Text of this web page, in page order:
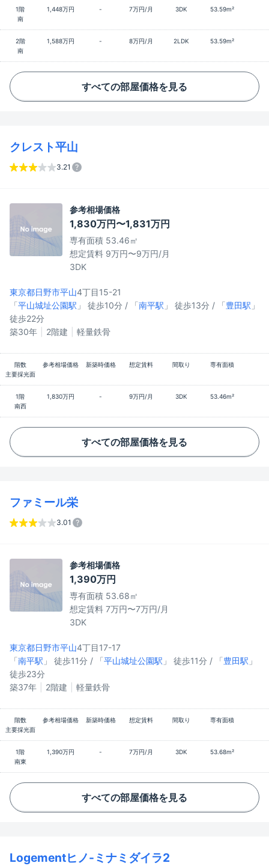
1階 1,448万円 - 7万円/月 3DK
53.59m²
南
2階 1,588万円 - 8万円/月 2LDK
53.59m²
南
すべての部屋価格を見る
クレスト平山
3.21
参考相場価格
1,830万円〜1,831万円
専有面積 53.46㎡
想定賃料 9万円〜9万円/月
3DK
東京都日野市平山4丁目15-21
「平山城址公園駅 」 徒歩10分 / 「南平駅 」 徒歩13分 / 「豊田駅 」
徒歩22分
築30年
2階建 軽量鉄骨
階数 参考相場価格 新築時価格 想定賃料 間取り
専有面積
主要採光面
1階 1,830万円 - 9万円/月 3DK
53.46m²
南西
すべての部屋価格を見る
ファミール栄
3.01
参考相場価格
1,390万円
専有面積 53.68㎡
想定賃料 7万円〜7万円/月
3DK
東京都日野市平山4丁目17-17
「南平駅 」 徒歩11分 / 「平山城址公園駅 」 徒歩11分 / 「豊田駅 」
徒歩23分
築37年
2階建 軽量鉄骨
階数 参考相場価格 新築時価格 想定賃料 間取り
専有面積
主要採光面
1階 1,390万円 - 7万円/月 3DK
53.68m²
南東
すべての部屋価格を見る
Logementヒノ-ミナミダイラ2